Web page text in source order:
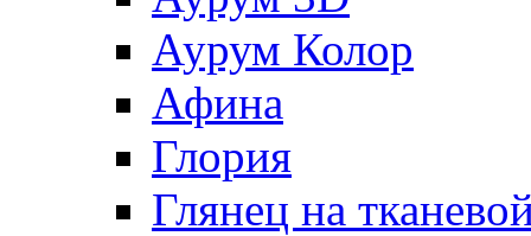
Аурум Колор
Афина
Глория
Глянец на